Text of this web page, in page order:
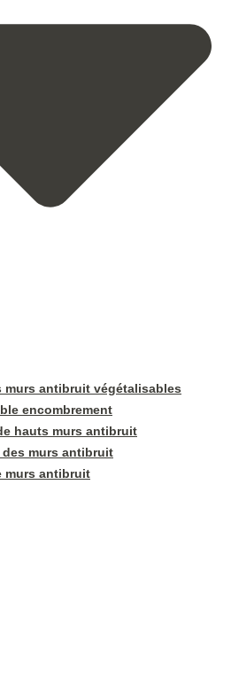
murs antibruit végétalisables
encombrement
hauts murs antibruit
murs antibruit
murs antibruit